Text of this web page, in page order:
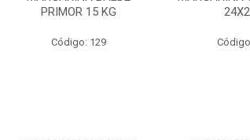
PRIMOR 15 KG
Código: 129